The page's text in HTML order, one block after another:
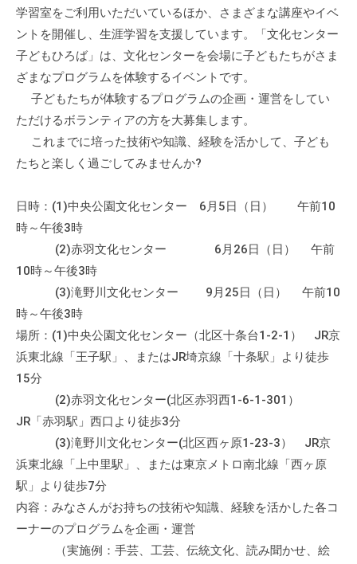
ど
の
事
業
こ
っ
い
ま
。
所
は
北
1
階
で
す
。
学習室をご利用いただいているほか、さまざまな講座やイベ
ントを開催し、生涯学習を支援しています。「文化センター
子どもひろば」は、文化センターを会場に子どもたちがさま
ざまなプログラムを体験するイベントです。
子どもたちが体験するプログラムの企画・運営をしてい
ただけるボランティアの方を大募集します。
これまでに培った技術や知識、経験を活かして、子ども
たちと楽しく過ごしてみませんか?
日時：(1)中央公園文化センター 6月5日（日） 午前10
時～午後3時
(2)赤羽文化センター 6月26日（日） 午前
10時～午後3時
(3)滝野川文化センター 9月25日（日） 午前10
時～午後3時
場所：(1)中央公園文化センター（北区十条台1-2-1） JR京
浜東北線「王子駅」、またはJR埼京線「十条駅」より徒歩
15分
(2)赤羽文化センター(北区赤羽西1-6-1-301）
JR「赤羽駅」西口より徒歩3分
(3)滝野川文化センター(北区西ヶ原1-23-3） JR京
浜東北線「上中里駅」、または東京メトロ南北線「西ヶ原
駅」より徒歩7分
内容：みなさんがお持ちの技術や知識、経験を活かした各コ
ーナーのプログラムを企画・運営
（実施例：手芸、工芸、伝統文化、読み聞かせ、絵